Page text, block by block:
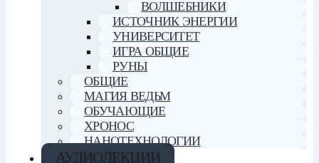
ВОЛШЕБНИКИ
ИСТОЧНИК ЭНЕРГИИ
УНИВЕРСИТЕТ
ИГРА ОБЩИЕ
РУНЫ
ОБЩИЕ
МАГИЯ ВЕДЬМ
ОБУЧАЮЩИЕ
ХРОНОС
НАНОТЕХНОЛОГИИ
АУДИОЛЕКЦИИ